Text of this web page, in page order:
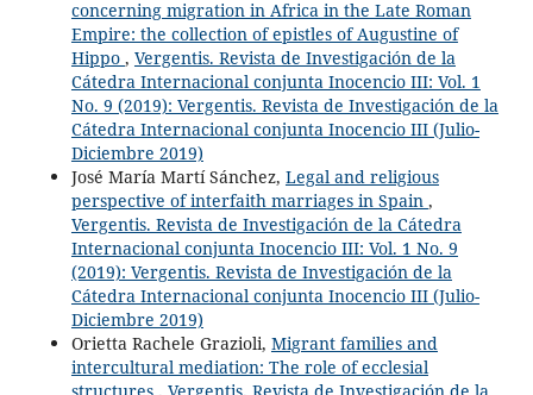
concerning migration in Africa in the Late Roman
Empire: the collection of epistles of Augustine of
Hippo , Vergentis. Revista de Investigación de la
Cátedra Internacional conjunta Inocencio III: Vol. 1
No. 9 (2019): Vergentis. Revista de Investigación de la
Cátedra Internacional conjunta Inocencio III (Julio-
Diciembre 2019)
José María Martí Sánchez, Legal and religious
perspective of interfaith marriages in Spain ,
Vergentis. Revista de Investigación de la Cátedra
Internacional conjunta Inocencio III: Vol. 1 No. 9
(2019): Vergentis. Revista de Investigación de la
Cátedra Internacional conjunta Inocencio III (Julio-
Diciembre 2019)
Orietta Rachele Grazioli, Migrant families and
intercultural mediation: The role of ecclesial